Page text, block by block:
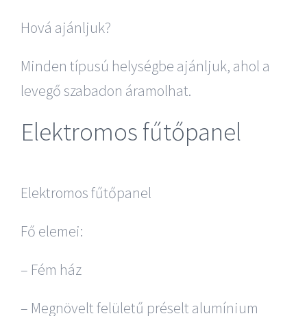
Hová ajánljuk?
Minden típusú helységbe ajánljuk, ahol a
levegő szabadon áramolhat.
Elektromos fűtőpanel
Elektromos fűtőpanel
Fő elemei:
– Fém ház
– Megnövelt felületű préselt alumínium